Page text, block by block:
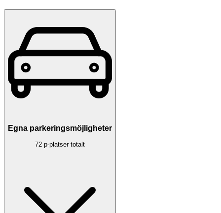
Egna parkeringsmöjligheter
72 p-platser totalt